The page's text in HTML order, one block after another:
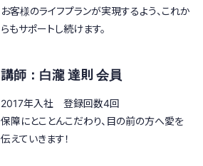
お客様のライフプランが実現するよう、これか
らもサポートし続けます。
講師：白瀧 達則 会員
2017年入社 登録回数4回
保障にとことんこだわり、目の前の方へ愛を
伝えていきます！